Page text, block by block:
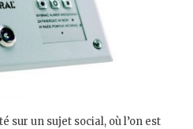
sur un sujet social, où l’on est